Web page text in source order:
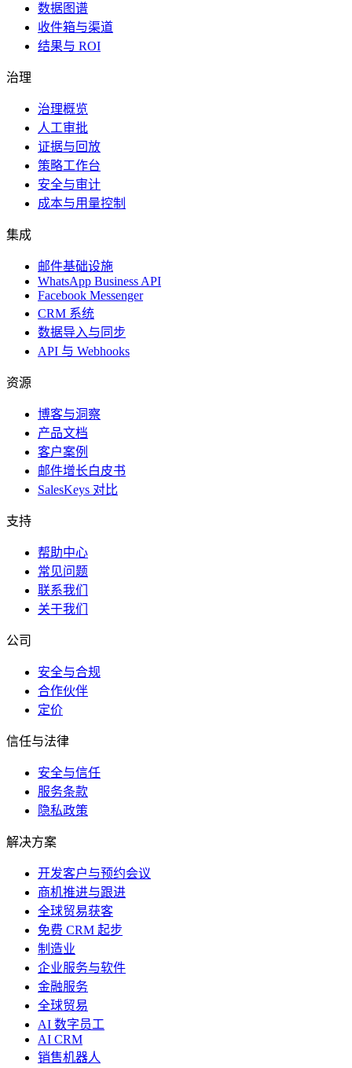
数据图谱
收件箱与渠道
结果与 ROI
治理
治理概览
人工审批
证据与回放
策略工作台
安全与审计
成本与用量控制
集成
邮件基础设施
WhatsApp Business API
Facebook Messenger
CRM 系统
数据导入与同步
API 与 Webhooks
资源
博客与洞察
产品文档
客户案例
邮件增长白皮书
SalesKeys 对比
支持
帮助中心
常见问题
联系我们
关于我们
公司
安全与合规
合作伙伴
定价
信任与法律
安全与信任
服务条款
隐私政策
解决方案
开发客户与预约会议
商机推进与跟进
全球贸易获客
免费 CRM 起步
制造业
企业服务与软件
金融服务
全球贸易
AI 数字员工
AI CRM
销售机器人